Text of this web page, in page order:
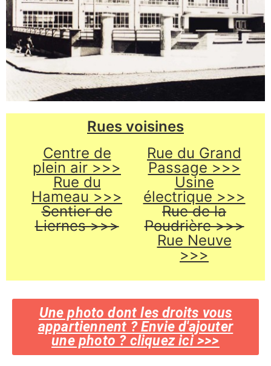
Rues voisines
Centre de
plein air >>>
Rue du
Hameau >>>
Sentier de
Liernes >>>
Rue du Grand
Passage >>>
Usine
électrique >>>
Rue de la
Poudrière >>>
Rue Neuve
>>>
Une photo dont les droits vous
appartiennent ? Envie d'ajouter
une photo ? cliquez ici >>>